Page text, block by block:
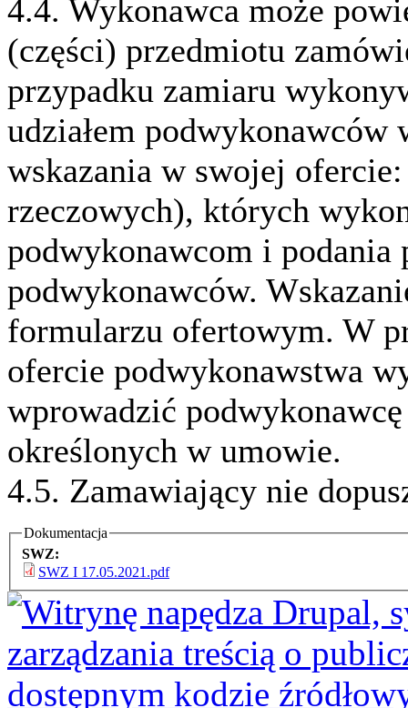
4.4. Wykonawca może
(części) przedmiotu
przypadku zamiaru
udziałem podwykonawców
wskazania w swojej
rzeczowych), których
podwykonawcom i
podwykonawców.
formularzu ofertowym. W
ofercie podwykonawstwa
wprowadzić
określonych w umowie.
4.5. Zamawiający nie
Dokumentacja
SWZ:
SWZ I 17.05.2021.pdf